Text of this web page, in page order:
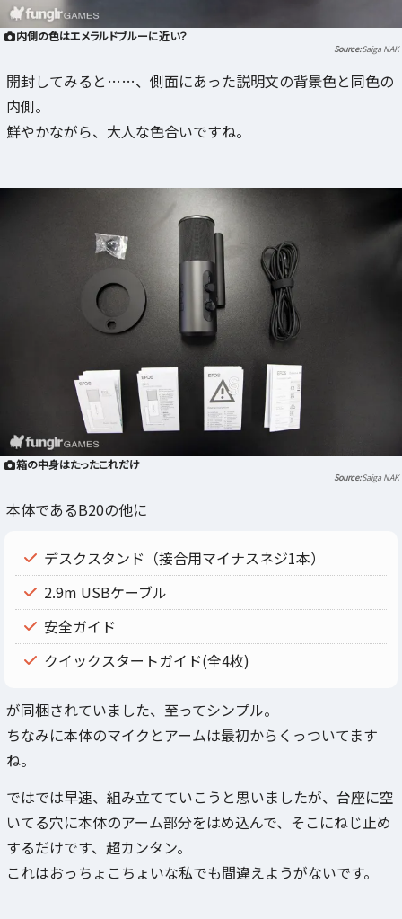
内側の色はエメラルドブルーに近い？
Saiga NAK
開封してみると……、側面にあった説明文の背景色と同色の
内側。
鮮やかながら、大人な色合いですね。
箱の中身はたったこれだけ
Saiga NAK
本体であるB20の他に
デスクスタンド（接合用マイナスネジ1本）
2.9m USBケーブル
安全ガイド
クイックスタートガイド(全4枚)
が同梱されていました、至ってシンプル。
ちなみに本体のマイクとアームは最初からくっついてます
ね。
ではでは早速、組み立てていこうと思いましたが、台座に空
いてる穴に本体のアーム部分をはめ込んで、そこにねじ止め
するだけです、超カンタン。
これはおっちょこちょいな私でも間違えようがないです。